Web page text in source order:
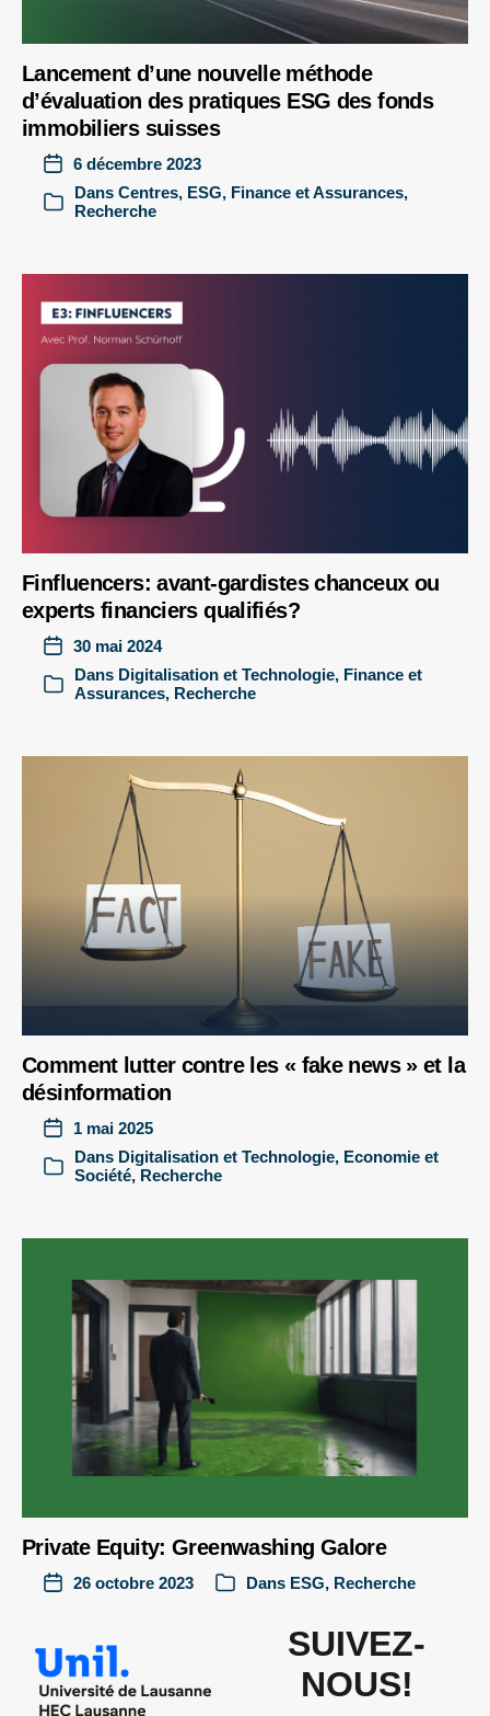
Lancement d’une nouvelle méthode
d’évaluation des pratiques ESG des fonds
immobiliers suisses
6 décembre 2023
Dans Centres, ESG, Finance et Assurances,
Recherche
Finfluencers: avant-gardistes chanceux ou
experts financiers qualifiés?
30 mai 2024
Dans Digitalisation et Technologie, Finance et
Assurances, Recherche
Comment lutter contre les « fake news » et la
désinformation
1 mai 2025
Dans Digitalisation et Technologie, Economie et
Société, Recherche
Private Equity: Greenwashing Galore
26 octobre 2023 Dans ESG, Recherche
SUIVEZ-
NOUS!